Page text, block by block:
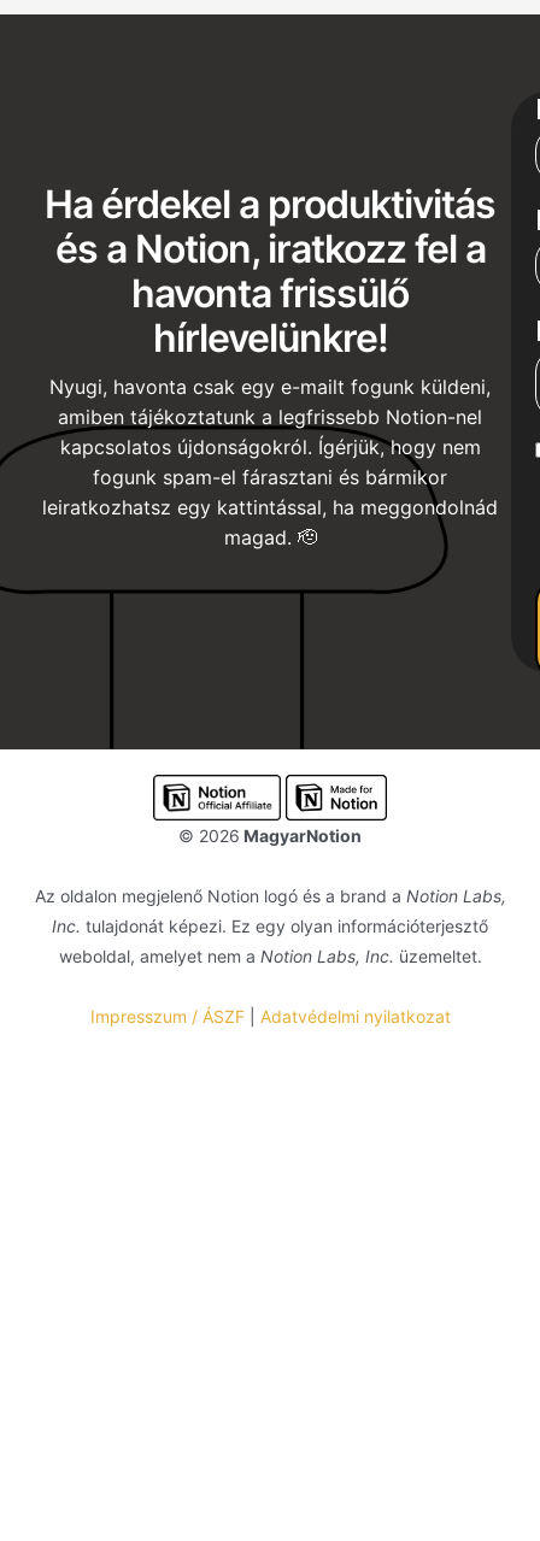
Ha érdekel a produktivitás
és a Notion, iratkozz fel a
havonta frissülő
hírlevelünkre!
Nyugi, havonta csak egy e-mailt fogunk küldeni,
amiben tájékoztatunk a legfrissebb Notion-nel
kapcsolatos újdonságokról. Ígérjük, hogy nem
fogunk spam-el fárasztani és bármikor
leiratkozhatsz egy kattintással, ha meggondolnád
magad. 🫡
© 2026 MagyarNotion
Az oldalon megjelenő Notion logó és a brand a Notion Labs,
Inc. tulajdonát képezi. Ez egy olyan információterjesztő
weboldal, amelyet nem a Notion Labs, Inc. üzemeltet.
Impresszum / ÁSZF| Adatvédelmi nyilatkozat